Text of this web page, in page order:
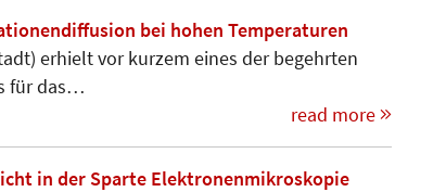
bei hohen Temperaturen
erhielt vor kurzem eines der begehrten
für das…
read more
in der Sparte Elektronenmikroskopie